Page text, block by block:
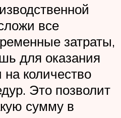
все
затраты,
для оказания
на количество
Это позволит
сумму в